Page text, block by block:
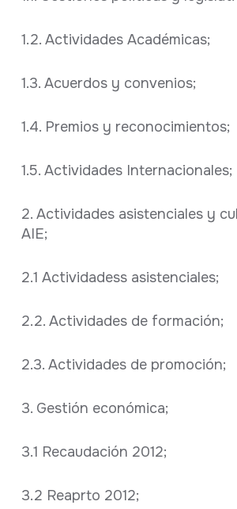
1.2. Actividades Académicas;
1.3. Acuerdos y convenios;
1.4. Premios y reconocimientos;
1.5. Actividades Internacionales;
2. Actividades asistenciales y
AIE;
2.1 Actividadess asistenciales;
2.2. Actividades de formación;
2.3. Actividades de promoción;
3. Gestión económica;
3.1 Recaudación 2012;
3.2 Reaprto 2012;